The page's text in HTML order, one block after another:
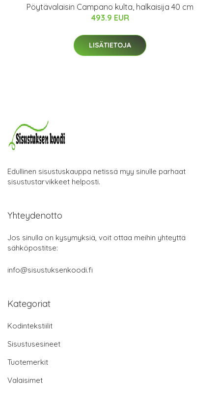
Pöytävalaisin Campano kulta, halkaisija 40 cm
493.9 EUR
LISÄTIETOJA
Edullinen sisustuskauppa netissä myy sinulle parhaat
sisustustarvikkeet helposti.
Yhteydenotto
Jos sinulla on kysymyksiä, voit ottaa meihin yhteyttä
sähköpostitse:
info@sisustuksenkoodi.fi
Kategoriat
Kodintekstiilit
Sisustusesineet
Tuotemerkit
Valaisimet